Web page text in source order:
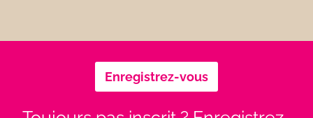
Enregistrez-vous